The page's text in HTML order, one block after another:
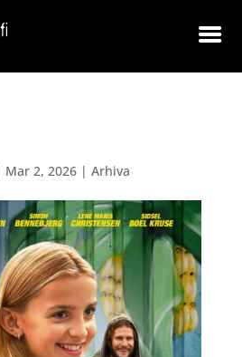
Mar 2, 2026| Arhiva